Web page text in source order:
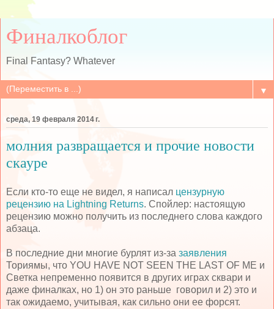
Финалкоблог
Final Fantasy? Whatever
▼
среда, 19 февраля 2014 г.
молния развращается и прочие новости
скауре
Если кто-то еще не видел, я написал цензурную
рецензию на Lightning Returns. Спойлер: настоящую
рецензию можно получить из последнего слова каждого
абзаца.
В последние дни многие бурлят из-за заявления
Ториямы, что YOU HAVE NOT SEEN THE LAST OF ME и
Светка непременно появится в других играх сквари и
даже финалках, но 1) он это раньше говорил и 2) это и
так ожидаемо, учитывая, как сильно они ее форсят.